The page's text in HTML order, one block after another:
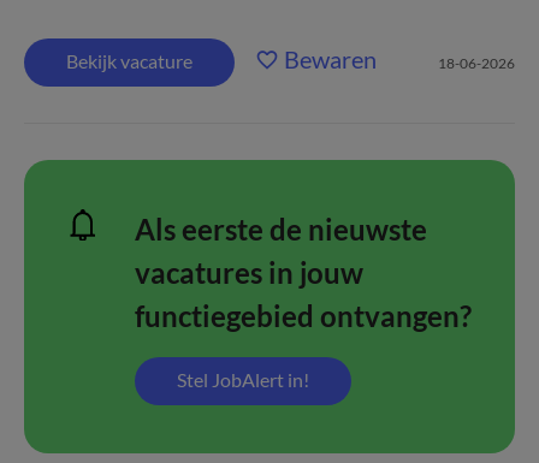
Bekijk vacature Bewaren 18-06-2026
Als eerste de nieuwste
vacatures in jouw
functiegebied ontvangen?
Stel JobAlert in!